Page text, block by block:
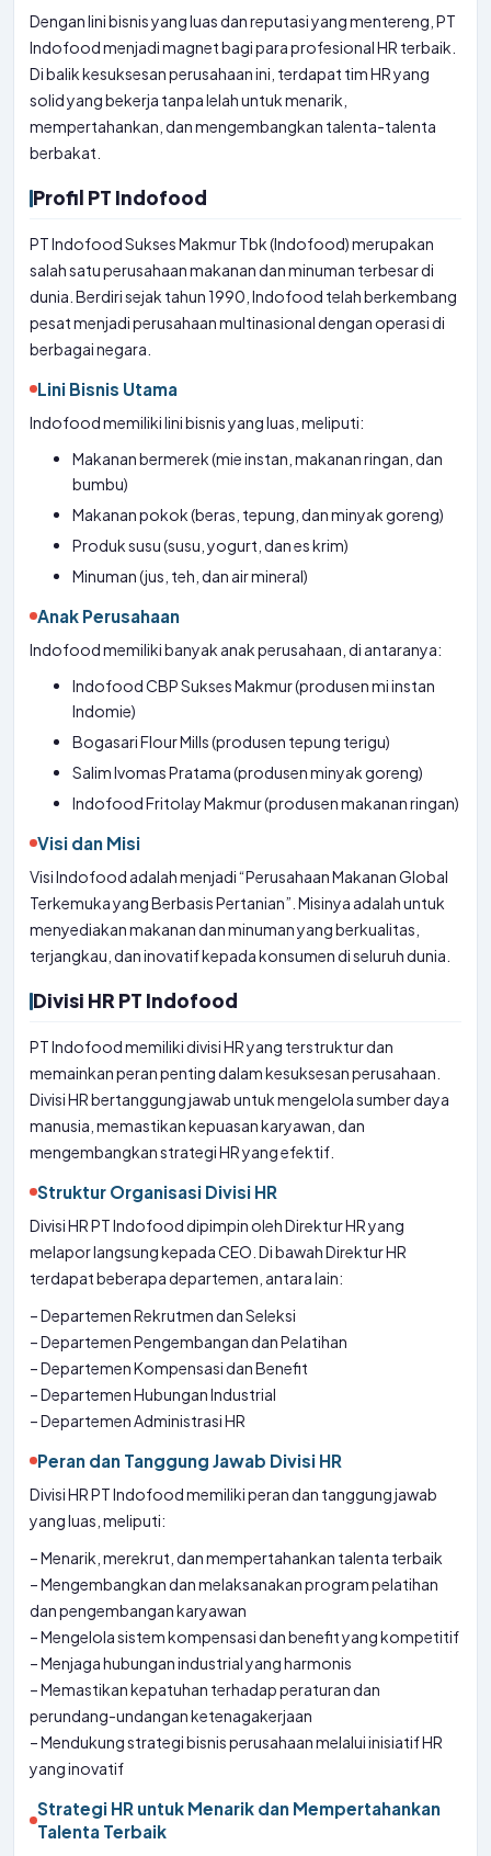
Dengan lini bisnis yang luas dan reputasi yang mentereng, PT
Indofood menjadi magnet bagi para profesional HR terbaik.
Di balik kesuksesan perusahaan ini, terdapat tim HR yang
solid yang bekerja tanpa lelah untuk menarik,
mempertahankan, dan mengembangkan talenta-talenta
berbakat.
Profil PT Indofood
PT Indofood Sukses Makmur Tbk (Indofood) merupakan
salah satu perusahaan makanan dan minuman terbesar di
dunia. Berdiri sejak tahun 1990, Indofood telah berkembang
pesat menjadi perusahaan multinasional dengan operasi di
berbagai negara.
Lini Bisnis Utama
Indofood memiliki lini bisnis yang luas, meliputi:
Makanan bermerek (mie instan, makanan ringan, dan
bumbu)
Makanan pokok (beras, tepung, dan minyak goreng)
Produk susu (susu, yogurt, dan es krim)
Minuman (jus, teh, dan air mineral)
Anak Perusahaan
Indofood memiliki banyak anak perusahaan, di antaranya:
Indofood CBP Sukses Makmur (produsen mi instan
Indomie)
Bogasari Flour Mills (produsen tepung terigu)
Salim Ivomas Pratama (produsen minyak goreng)
Indofood Fritolay Makmur (produsen makanan ringan)
Visi dan Misi
Visi Indofood adalah menjadi “Perusahaan Makanan Global
Terkemuka yang Berbasis Pertanian”. Misinya adalah untuk
menyediakan makanan dan minuman yang berkualitas,
terjangkau, dan inovatif kepada konsumen di seluruh dunia.
Divisi HR PT Indofood
PT Indofood memiliki divisi HR yang terstruktur dan
memainkan peran penting dalam kesuksesan perusahaan.
Divisi HR bertanggung jawab untuk mengelola sumber daya
manusia, memastikan kepuasan karyawan, dan
mengembangkan strategi HR yang efektif.
Struktur Organisasi Divisi HR
Divisi HR PT Indofood dipimpin oleh Direktur HR yang
melapor langsung kepada CEO. Di bawah Direktur HR
terdapat beberapa departemen, antara lain:
– Departemen Rekrutmen dan Seleksi
– Departemen Pengembangan dan Pelatihan
– Departemen Kompensasi dan Benefit
– Departemen Hubungan Industrial
– Departemen Administrasi HR
Peran dan Tanggung Jawab Divisi HR
Divisi HR PT Indofood memiliki peran dan tanggung jawab
yang luas, meliputi:
– Menarik, merekrut, dan mempertahankan talenta terbaik
– Mengembangkan dan melaksanakan program pelatihan
dan pengembangan karyawan
– Mengelola sistem kompensasi dan benefit yang kompetitif
– Menjaga hubungan industrial yang harmonis
– Memastikan kepatuhan terhadap peraturan dan
perundang-undangan ketenagakerjaan
– Mendukung strategi bisnis perusahaan melalui inisiatif HR
yang inovatif
Strategi HR untuk Menarik dan Mempertahankan
Talenta Terbaik